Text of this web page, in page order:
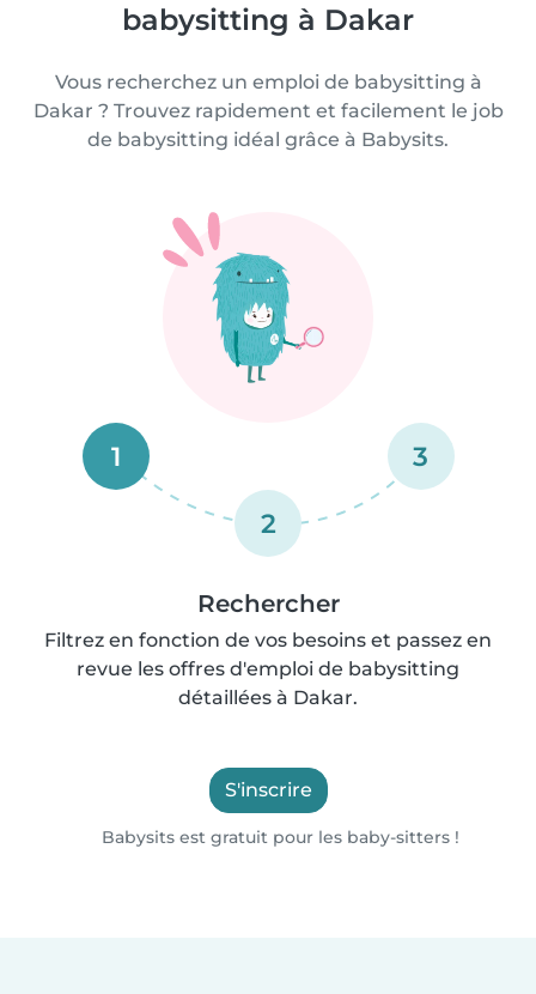
babysitting à Dakar
Vous recherchez un emploi de babysitting à
Dakar ? Trouvez rapidement et facilement le job
de babysitting idéal grâce à Babysits.
1
2
3
Rechercher
Filtrez en fonction de vos besoins et passez en
revue les offres d'emploi de babysitting
détaillées à Dakar.
S'inscrire
Babysits est gratuit pour les baby-sitters !